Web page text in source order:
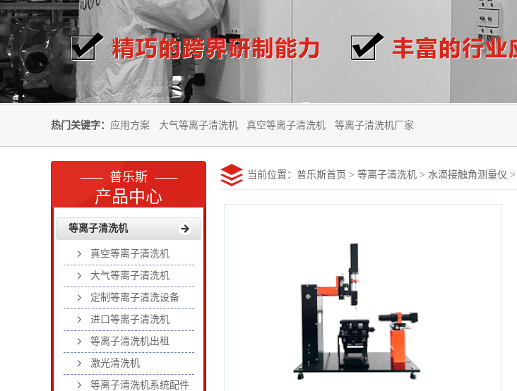
热门关键字： 应用方案 大气等离子清洗机 真空等离子清洗机 等离子清洗机厂家
当前位置： 普乐斯首页 > 等离子清洗机 > 水滴接触角测量仪 >
普乐斯
产品中心
等离子清洗机
真空等离子清洗机
大气等离子清洗机
定制等离子清洗设备
进口等离子清洗机
等离子清洗机出租
激光清洗机
等离子清洗机系统配件